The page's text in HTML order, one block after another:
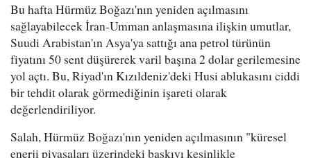
Bu hafta Hürmüz Boğazı'nın yeniden açılmasını
sağlayabilecek İran-Umman anlaşmasına ilişkin umutlar,
Suudi Arabistan'ın Asya'ya sattığı ana petrol türünün
fiyatını 50 sent düşürerek varil başına 2 dolar gerilemesine
yol açtı. Bu, Riyad'ın Kızıldeniz'deki Husi ablukasını ciddi
bir tehdit olarak görmediğinin işareti olarak
değerlendiriliyor.
Salah, Hürmüz Boğazı'nın yeniden açılmasının "küresel
enerji piyasaları üzerindeki baskıyı kesinlikle